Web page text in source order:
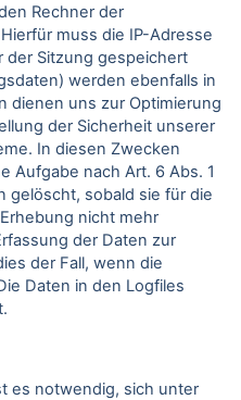
Rechner der
muss die IP-Adresse
der Sitzung gespeichert
werden ebenfalls in
dienen uns zur Optimierung
der Sicherheit unserer
In diesen Zwecken
Aufgabe nach Art. 6 Abs. 1
gelöscht, sobald sie für die
nicht mehr
der Daten zur
der Fall, wenn die
Daten in den Logfiles
es notwendig, sich unter